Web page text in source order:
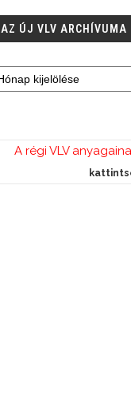
AZ ÚJ VLV ARCHÍVUMA
A régi VLV